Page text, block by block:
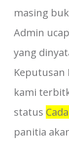
masing
Admin
yang
Keputusan
kami
status
panitia